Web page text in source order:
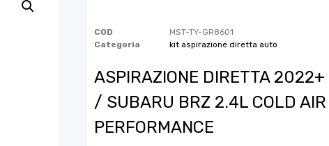
COD
MST-TY-GR8601
Categoria
kit aspirazione diretta auto
ASPIRAZIONE DIRETTA 2022+
/ SUBARU BRZ 2.4L COLD
PERFORMANCE